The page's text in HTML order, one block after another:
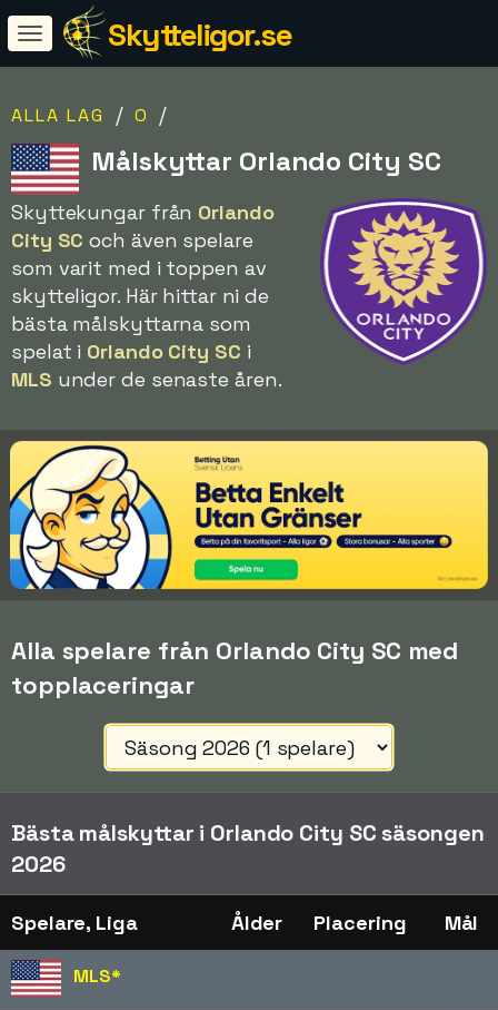
Skytteligor.se
ALLA LAG / O /
Målskyttar Orlando City SC
Skyttekungar från Orlando
City SC och även spelare
som varit med i toppen av
skytteligor. Här hittar ni de
bästa målskyttarna som
spelat i Orlando City SC i
MLS under de senaste åren.
Alla spelare från Orlando City SC med
topplaceringar
Bästa målskyttar i Orlando City SC säsongen
2026
Spelare, Liga Ålder Placering Mål
MLS*